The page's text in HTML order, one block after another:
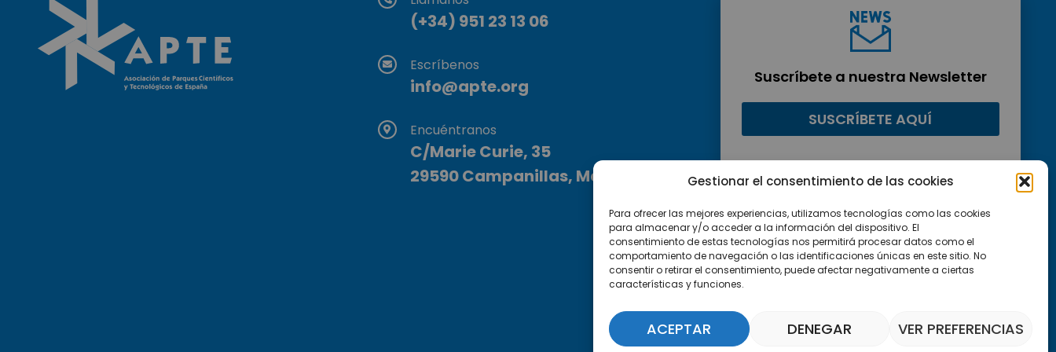
Gestionar el consentimiento de las cookies
Para ofrecer las mejores experiencias, utilizamos tecnologías como las cookies
para almacenar y/o acceder a la información del dispositivo. El
consentimiento de estas tecnologías nos permitirá procesar datos como el
comportamiento de navegación o las identificaciones únicas en este sitio. No
consentir o retirar el consentimiento, puede afectar negativamente a ciertas
características y funciones.
ACEPTAR DENEGAR VER PREFERENCIAS
(+34) 951 23 13 06
Escríbenos
info@apte.org
Encuéntranos
C/Marie Curie, 35
29590 Campanillas, Málaga
Suscríbete a nuestra Newsletter
SUSCRÍBETE AQUÍ